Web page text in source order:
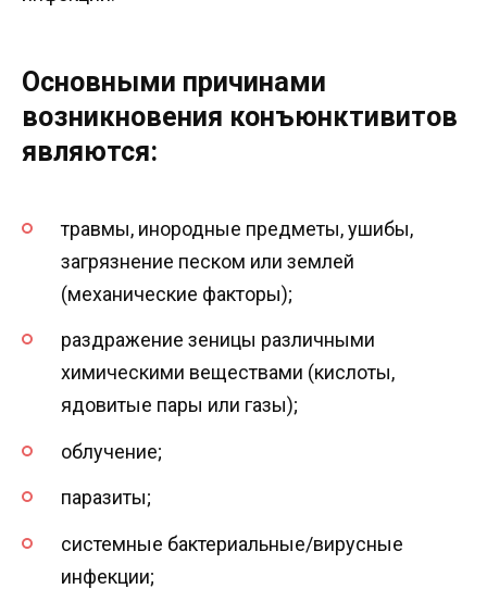
Основными причинами
возникновения конъюнктивитов
являются:
травмы, инородные предметы, ушибы,
загрязнение песком или землей
(механические факторы);
раздражение зеницы различными
химическими веществами (кислоты,
ядовитые пары или газы);
облучение;
паразиты;
системные бактериальные/вирусные
инфекции;